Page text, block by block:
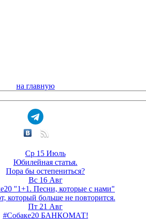
на главную
Ср 15 Июль
Юбилейная статья.
Пора бы остепениться?
Вс 16 Авг
"1+1. Песни, которые с нами"
который больше не повторится.
Пт 21 Авг
#Собаке20 БАНКОМАТ!